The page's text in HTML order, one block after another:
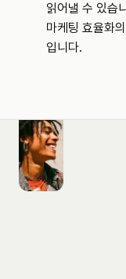
읽어낼 수 있습
마케팅 효율화
입니다.